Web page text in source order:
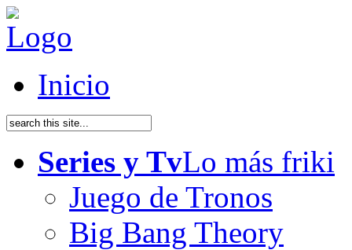
Inicio
Series y TvLo más friki
Juego de Tronos
Big Bang Theory